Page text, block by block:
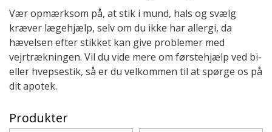
Vær opmærksom på, at stik i mund, hals og svælg
kræver lægehjælp, selv om du ikke har allergi, da
hævelsen efter stikket kan give problemer med
vejrtrækningen. Vil du vide mere om førstehjælp ved bi-
eller hvepsestik, så er du velkommen til at spørge os på
dit apotek.
Produkter